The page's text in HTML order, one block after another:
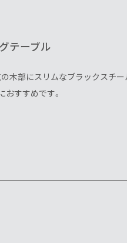
テーブル
木部にスリムなブラックスチ
すすめです。